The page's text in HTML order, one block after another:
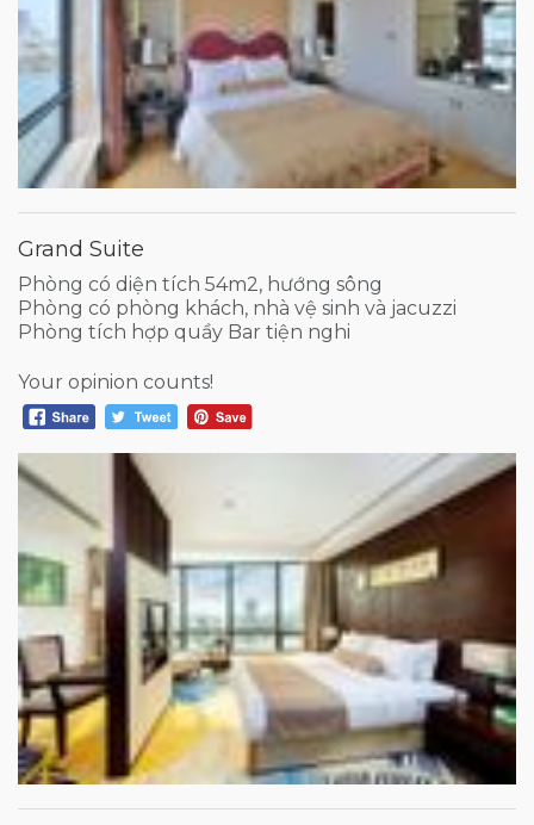
Grand Suite
Phòng có diện tích 54m2, hướng sông
Phòng có phòng khách, nhà vệ sinh và jacuzzi
Phòng tích hợp quầy Bar tiện nghi
Your opinion counts!